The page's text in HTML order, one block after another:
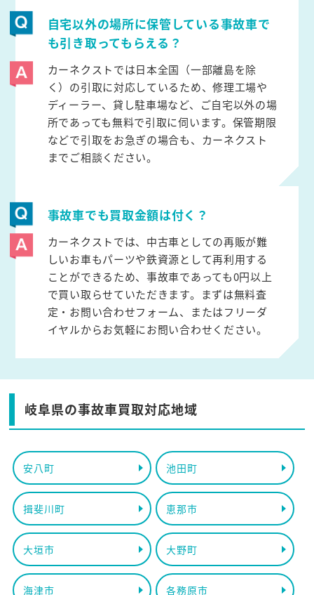
自宅以外の場所に保管している事故車で
も引き取ってもらえる？
カーネクストでは日本全国（一部離島を除
く）の引取に対応しているため、修理工場や
ディーラー、貸し駐車場など、ご自宅以外の場
所であっても無料で引取に伺います。保管期限
などで引取をお急ぎの場合も、カーネクスト
までご相談ください。
事故車でも買取金額は付く？
カーネクストでは、中古車としての再販が難
しいお車もパーツや鉄資源として再利用する
ことができるため、事故車であっても0円以上
で買い取らせていただきます。まずは無料査
定・お問い合わせフォーム、またはフリーダ
イヤルからお気軽にお問い合わせください。
岐阜県の事故車買取対応地域
安八町 池田町
揖斐川町 恵那市
大垣市 大野町
海津市 各務原市